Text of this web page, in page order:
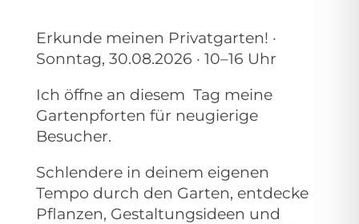
Erkunde meinen Privatgarten! ·
Sonntag, 30.08.2026 · 10–16 Uhr
Ich öffne an diesem Tag meine
Gartenpforten für neugierige
Besucher.
Schlendere in deinem eigenen
Tempo durch den Garten, entdecke
Pflanzen, Gestaltungsideen und